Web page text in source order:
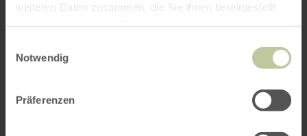
weiteren Daten zusammen, die Sie ihnen bereitgestellt
Notwendig
Präferenzen